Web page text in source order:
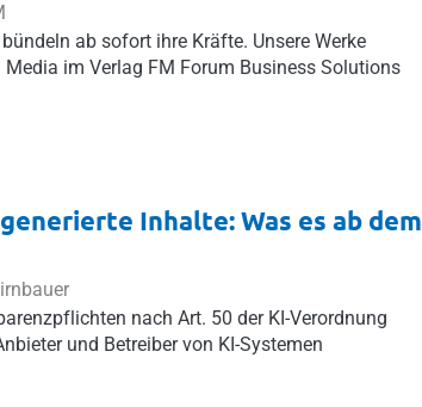
ab sofort ihre Kräfte. Unsere Werke
im Verlag FM Forum Business Solutions
Inhalte: Was es ab dem
nach Art. 50 der KI-Verordnung
und Betreiber von KI-Systemen